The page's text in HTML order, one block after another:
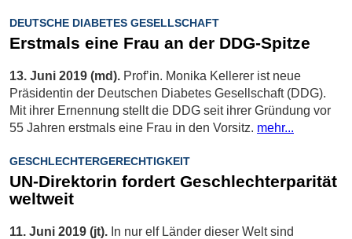
DEUTSCHE DIABETES GESELLSCHAFT
Erstmals eine Frau an der DDG-Spitze
13. Juni 2019 (md). Prof’in. Monika Kellerer ist neue
Präsidentin der Deutschen Diabetes Gesellschaft (DDG).
Mit ihrer Ernennung stellt die DDG seit ihrer Gründung vor
55 Jahren erstmals eine Frau in den Vorsitz. mehr...
GESCHLECHTERGERECHTIGKEIT
UN-Direktorin fordert Geschlechterparität
weltweit
11. Juni 2019 (jt). In nur elf Länder dieser Welt sind